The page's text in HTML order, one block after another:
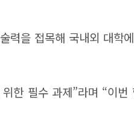
을 접목해 국내외 대학
한 필수 과제”라며 “이